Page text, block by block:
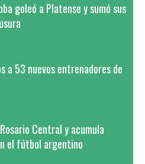
goleó a Platense y sumó sus
a 53 nuevos entrenadores de
Central y acumula
el fútbol argentino